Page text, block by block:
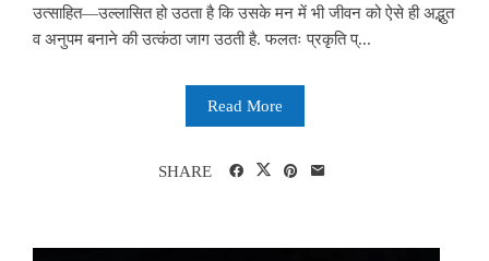
उत्साहित—उल्लासित हो उठता है कि उसके मन में भी जीवन को ऐसे ही अद्भुत
व अनुपम बनाने की उत्कंठा जाग उठती है. फलतः प्रकृति प्...
Read More
SHARE